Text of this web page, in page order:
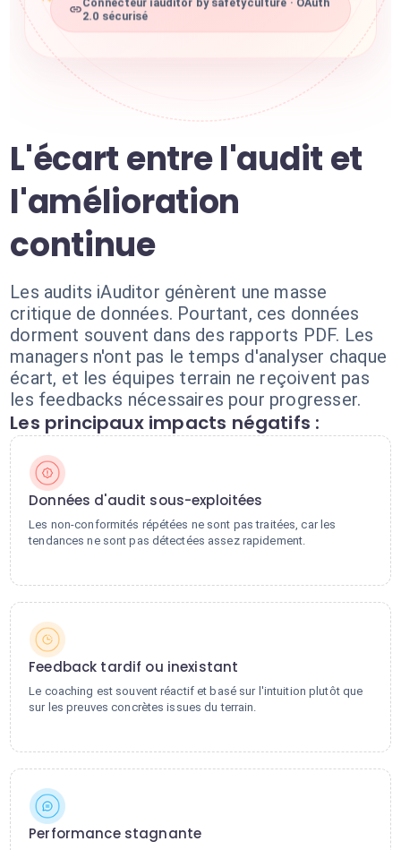
Connecteur iauditor by safetyculture · OAuth
2.0 sécurisé
L'écart entre l'audit et
l'amélioration
continue
Les audits iAuditor génèrent une masse
critique de données. Pourtant, ces données
dorment souvent dans des rapports PDF. Les
managers n'ont pas le temps d'analyser chaque
écart, et les équipes terrain ne reçoivent pas
les feedbacks nécessaires pour progresser.
Les principaux impacts négatifs :
Données d'audit sous-exploitées
Les non-conformités répétées ne sont pas traitées, car les
tendances ne sont pas détectées assez rapidement.
Feedback tardif ou inexistant
Le coaching est souvent réactif et basé sur l'intuition plutôt que
sur les preuves concrètes issues du terrain.
Performance stagnante